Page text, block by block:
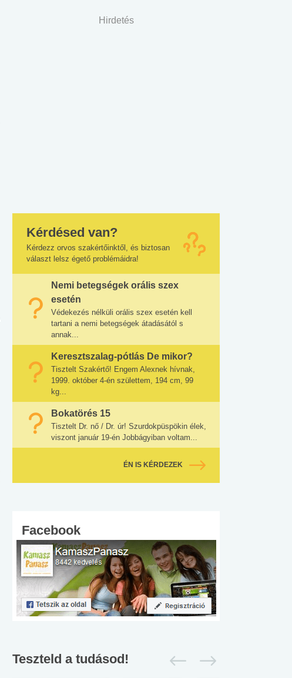
Hirdetés
Kérdésed van?
Kérdezz orvos szakértőinktől, és biztosan
választ lelsz égető problémáidra!
Nemi betegségek orális szex
esetén
Védekezés nélküli orális szex esetén kell
tartani a nemi betegségek átadásától s
annak...
Keresztszalag-pótlás De mikor?
Tisztelt Szakértő! Engem Alexnek hívnak,
1999. október 4-én születtem, 194 cm, 99
kg...
Bokatörés 15
Tisztelt Dr. nő / Dr. úr! Szurdokpüspökin élek,
viszont január 19-én Jobbágyiban voltam...
ÉN IS KÉRDEZEK
Facebook
Teszteld a tudásod!